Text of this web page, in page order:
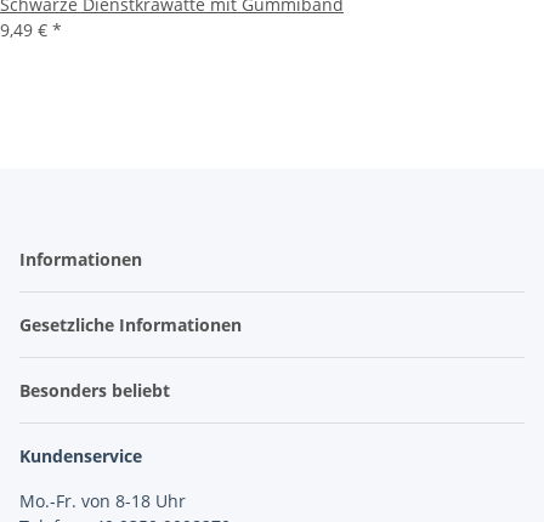
9,49 € *
Informationen
Gesetzliche Informationen
Besonders beliebt
Kundenservice
Mo.-Fr. von 8-18 Uhr